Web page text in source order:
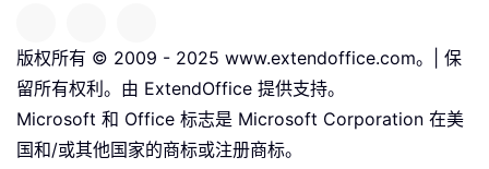
版权所有 © 2009 - 2025 www.extendoffice.com。| 保
留所有权利。由 ExtendOffice 提供支持。
Microsoft 和 Office 标志是 Microsoft Corporation 在美
国和/或其他国家的商标或注册商标。